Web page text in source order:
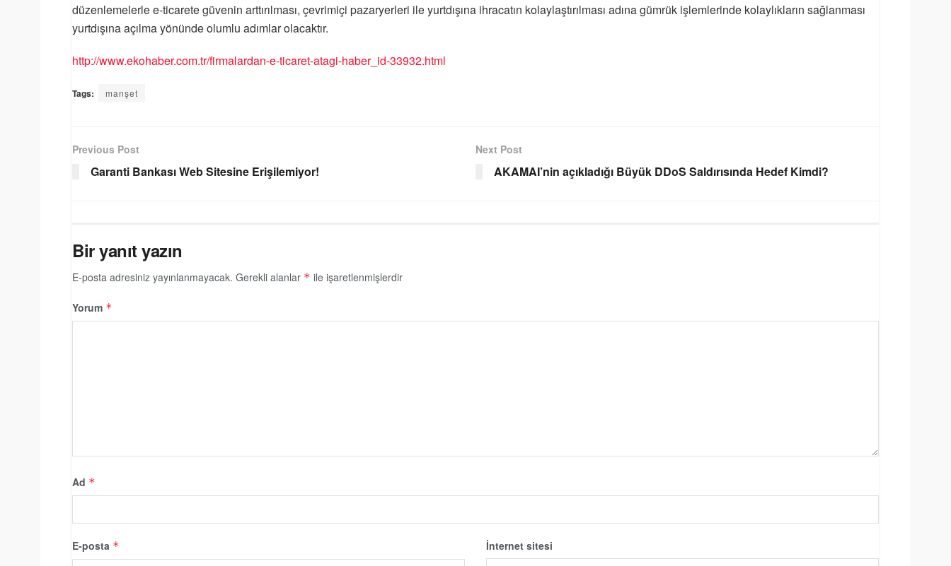
düzenlemelerle e-ticarete güvenin arttırılması, çevrimiçi pazaryerleri ile yurtdışına ihracatın kolaylaştırılması adına gümrük işlemlerinde kolaylıkların sağlanması
yurtdışına açılma yönünde olumlu adımlar olacaktır.
http://www.ekohaber.com.tr/firmalardan-e-ticaret-atagi-haber_id-33932.html
Tags: manşet
Previous Post
Garanti Bankası Web Sitesine Erişilemiyor!
Next Post
AKAMAI’nin açıkladığı Büyük DDoS Saldırısında Hedef Kimdi?
Bir yanıt yazın
E-posta adresiniz yayınlanmayacak. Gerekli alanlar * ile işaretlenmişlerdir
Yorum *
Ad *
E-posta * İnternet sitesi